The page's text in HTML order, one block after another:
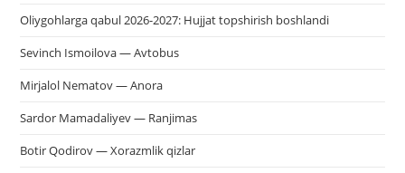
Oliygohlarga qabul 2026-2027: Hujjat topshirish boshlandi
Sevinch Ismoilova — Avtobus
Mirjalol Nematov — Anora
Sardor Mamadaliyev — Ranjimas
Botir Qodirov — Xorazmlik qizlar